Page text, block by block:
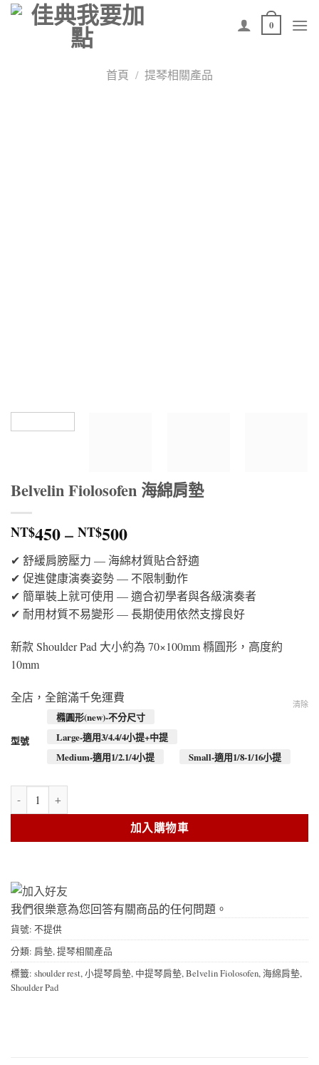
Skip
0
首頁 / 提琴相關產品
Belvelin Fiolosofen 海綿肩墊
NT$450– NT$500價
格
範
圍：
NT$450
到
NT$500
✔ 舒緩肩膀壓力 — 海綿材質貼合舒適
✔ 促進健康演奏姿勢 — 不限制動作
✔ 簡單裝上就可使用 — 適合初學者與各級演奏者
✔ 耐用材質不易變形 — 長期使用依然支撐良好
新款 Shoulder Pad 大小約為 70×100mm 橢圓形，高度約
10mm
全店，全館滿千免運費
型號
橢圓形(new)-不分尺寸
Large-適用3/4.4/4小提+中提
Medium-適用1/2.1/4小提
Small-適用1/8-1/16小提
清除
Belvelin Fiolosofen 海綿肩墊 數量
加入購物車
我們很樂意為您回答有關商品的任何問題。
貨號: 不提供
分類: 肩墊,提琴相關產品
標籤: shoulder rest,小提琴肩墊, 中提琴肩墊,Belvelin Fiolosofen, 海綿肩墊,
Shoulder Pad